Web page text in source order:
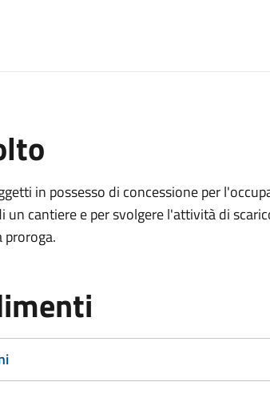
in possesso di concessione per
un cantiere e per svolgere l'attività di